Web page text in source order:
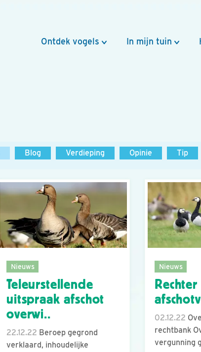
Ontdek vogels In mijn tuin
Blog Verdieping Opinie Tip
Nieuws
Teleurstellende
uitspraak afschot
overwi..
22.12.22 Beroep gegrond
verklaard, inhoudelijke
Nieuws
02.12.22
rechtbank
vergunning